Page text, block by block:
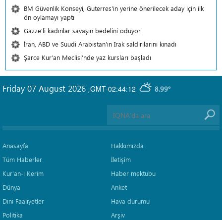
BM Güvenlik Konseyi, Guterres'in yerine önerilecek aday için ilk
ön oylamayı yaptı
Gazze'li kadınlar savaşın bedelini ödüyor
İran, ABD ve Suudi Arabistan'ın Irak saldırılarını kınadı
Şarce Kur’an Meclisi’nde yaz kursları başladı
GMT-02:44:12 8.99°
Friday 07 August 2026 ,
Anasayfa
Tüm Haberler
Kur'an-ı Kerim
Dünya
Dini Faaliyetler
Politika
Hakkımızda
İletişim
Haber mektubu
Anket
Hava durumu
Arşiv